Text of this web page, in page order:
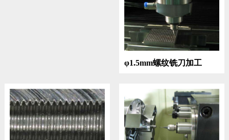
φ1.5mm螺纹铣刀加工